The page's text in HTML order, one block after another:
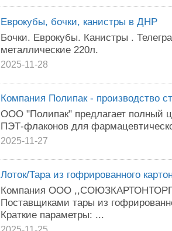
Еврокубы, бочки, канистры в ДНР
Бочки. Еврокубы. Канистры .
металлические 220л.
2025-11-28
Компания Полипак - производство
ООО "Полипак" предлагает полный
ПЭТ-флаконов для
2025-11-27
Лоток/Тара из гофрированного
Компания ООО
Поставщиками тары из
Краткие параметры: ...